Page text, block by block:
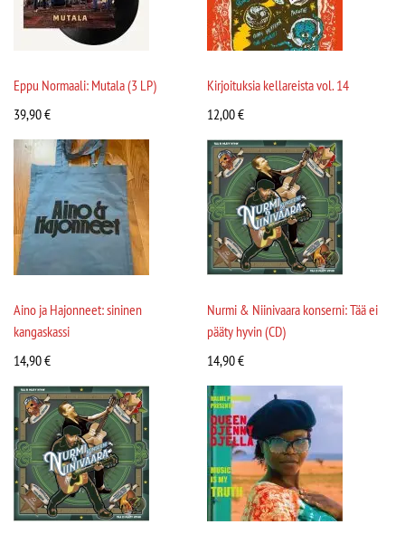
Eppu Normaali: Mutala (3 LP)
39,90€
Kirjoituksia kellareista vol. 14
12,00€
Aino ja Hajonneet: sininen
kangaskassi
14,90€
Nurmi & Niinivaara konserni: Tää ei
pääty hyvin (CD)
14,90€